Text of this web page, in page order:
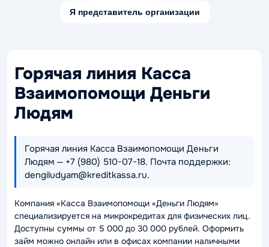
Я представитель организации
Горячая линия Касса
Взаимопомощи Деньги
Людям
Горячая линия Касса Взаимопомощи Деньги
Людям — +7 (980) 510-07-18. Почта поддержки:
dengiludyam@kreditkassa.ru.
Компания «Касса Взаимопомощи «Деньги Людям»
специализируется на микрокредитах для физических лиц.
Доступны суммы от 5 000 до 30 000 рублей. Оформить
займ можно онлайн или в офисах компании наличными